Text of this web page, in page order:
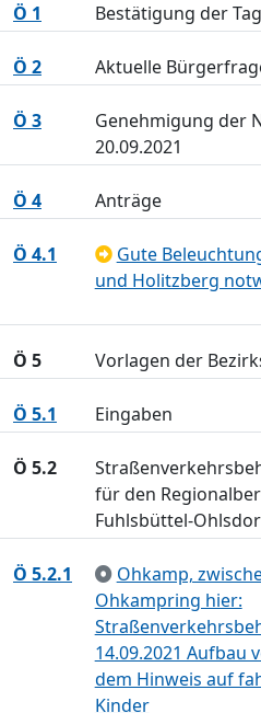
Ö 1 Bestätigung der
Ö 2 Aktuelle
Ö 3
Genehmigung der
20.09.2021
Ö 4 Anträge
Ö 4.1
Gute
und Holitzberg
Ö 5 Vorlagen der
Ö 5.1 Eingaben
Ö 5.2
für den
Fuhlsbüttel-
Ö 5.2.1
Ohkamp,
Ohkampring hier:
14.09.2021 Aufbau
dem Hinweis auf
Kinder